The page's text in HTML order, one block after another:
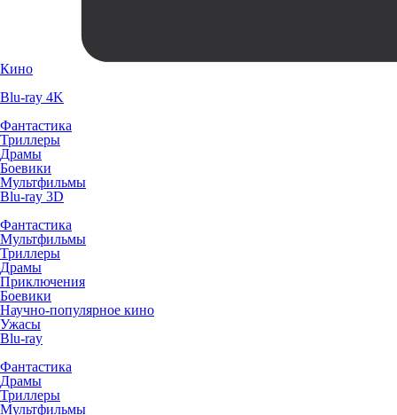
Кино
Blu-ray 4K
Фантастика
Триллеры
Драмы
Боевики
Мультфильмы
Blu-ray 3D
Фантастика
Мультфильмы
Триллеры
Драмы
Приключения
Боевики
Научно-популярное кино
Ужасы
Blu-ray
Фантастика
Драмы
Триллеры
Мультфильмы